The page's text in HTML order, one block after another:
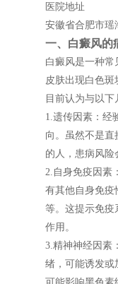
医院地址
安徽省合肥市瑶
一、白癜风的
白癜风是一种常
皮肤出现白色斑
目前认为与以下
1.遗传因素：经
向。虽然不是直
的人，患病风险
2.自身免疫因素
有其他自身免疫
等。这提示免疫
作用。
3.精神神经因素
绪，可能诱发或